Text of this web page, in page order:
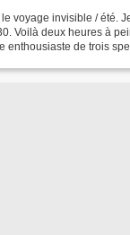
voyage invisible / été.
Voilà deux heures à
enthousiaste de trois